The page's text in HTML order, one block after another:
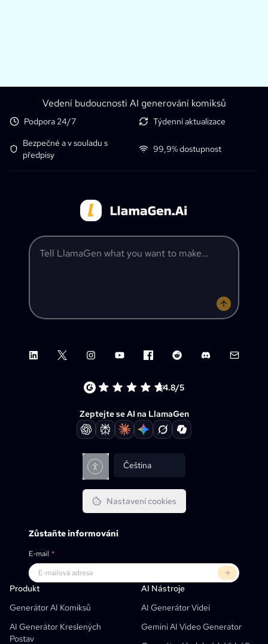
Vedení budoucnosti AI generování komiksů
Podpora 24/7
Týdenní aktualizace
Bezpečné a v souladu s
předpisy
99,9% dostupnost
Tell LlamaGen what you want to make
LinkedInX (Twitter)InstagramYouTubeFacebook group
Reddit DiscordEmail
4.8/5
Zeptejte se AI na LlamaGen
Čeština
Nastavení cookies
Zůstaňte informováni
E-mail *
Produkt
Generátor AI Komiksů
AI Generátor Kreslených
Postav
AI Nástroje
AI Generátor Videí
Gemini AI Video Generator
Produkt
Bezplatný Generátor Komiksových Stripů S AI
AI Generátor Dětských Knih
LlamaGen Pro
Učitelé
Studenti
PARTNEŘI
OpenAI
Meta
Využití
API Pro Komiksové Knihy
Digitální Kampaň